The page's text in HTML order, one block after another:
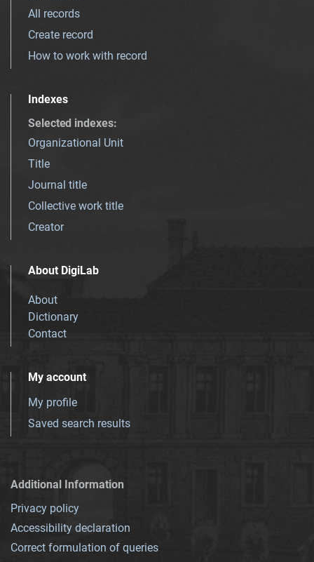
All records
Create record
How to work with record
Indexes
Selected indexes:
Organizational Unit
Title
Journal title
Collective work title
Creator
About DigiLab
About
Dictionary
Contact
My account
My profile
Saved search results
Additional Information
Privacy policy
Accessibility declaration
Correct formulation of queries